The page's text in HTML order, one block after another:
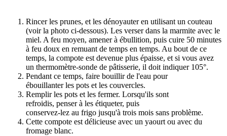
Rincer les prunes, et les dénoyauter en utilisant un couteau
(voir la photo ci-dessous). Les verser dans la marmite avec le
miel. A feu moyen, amener à ébullition, puis cuire 50 minutes
à feu doux en remuant de temps en temps. Au bout de ce
temps, la compote est devenue plus épaisse, et si vous avez
un thermomètre-sonde de pâtisserie, il doit indiquer 105°.
Pendant ce temps, faire bouillir de l'eau pour
ébouillanter les pots et les couvercles.
Remplir les pots et les fermer. Lorsqu'ils sont
refroidis, penser à les étiqueter, puis
conservez-lez au frigo jusqu'à trois mois sans problème.
Cette compote est délicieuse avec un yaourt ou avec du
fromage blanc.